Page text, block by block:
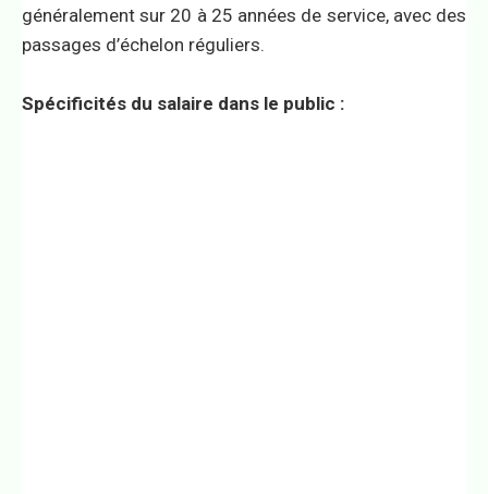
généralement sur 20 à 25 années de service, avec des
passages d’échelon réguliers.
Spécificités du salaire dans le public :